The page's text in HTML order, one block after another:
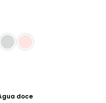
doce